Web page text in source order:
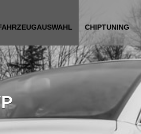
CHIPTUNING